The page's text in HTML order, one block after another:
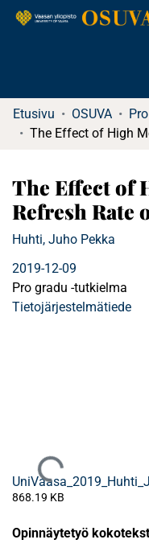
Etusivu OSUVA
The Effect of
Refresh Rate
Huhti, Juho Pekka
2019-12-09
Pro gradu -tutkielma
Tietojärjestelmätiede
Ladataan...
868.19 KB
Opinnäytetyö